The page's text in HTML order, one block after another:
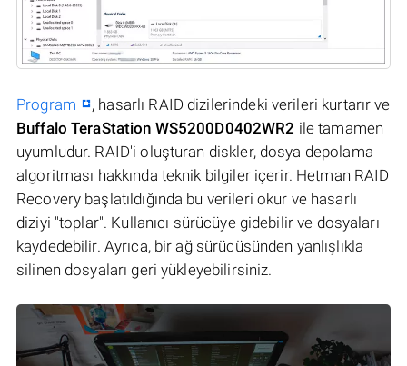
Program
, hasarlı RAID dizilerindeki verileri kurtarır ve
Buffalo TeraStation WS5200D0402WR2 ile tamamen
uyumludur. RAID'i oluşturan diskler, dosya depolama
algoritması hakkında teknik bilgiler içerir. Hetman RAID
Recovery başlatıldığında bu verileri okur ve hasarlı
diziyi "toplar". Kullanıcı sürücüye gidebilir ve dosyaları
kaydedebilir. Ayrıca, bir ağ sürücüsünden yanlışlıkla
silinen dosyaları geri yükleyebilirsiniz.